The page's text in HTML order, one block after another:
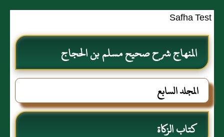
Safha Test
المنهاج شرح صحيح مسلم بن الحجاج
المجلد السابع
كتاب الزكاة